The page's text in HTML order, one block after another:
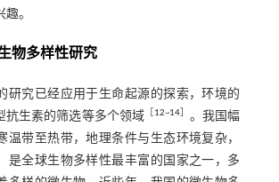
。
物多样性研究
研究已经应用于生命起源的探索，环境的
抗生素的筛选等多个领域［ 12~14
。我国幅
温带至热带，地理条件与生态环境复杂，
是全球生物多样性最丰富的国家之一，多